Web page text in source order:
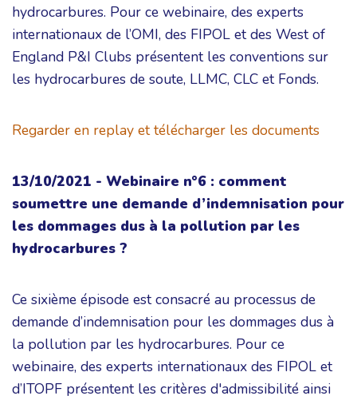
hydrocarbures. Pour ce webinaire, des experts
internationaux de l’OMI, des FIPOL et des West of
England P&I Clubs présentent les conventions sur
les hydrocarbures de soute, LLMC, CLC et Fonds.
Regarder en replay et télécharger les documents
13/10/2021 - Webinaire n°6 : comment
soumettre une demande d’indemnisation pour
les dommages dus à la pollution par les
hydrocarbures ?
Ce sixième épisode est consacré au processus de
demande d’indemnisation pour les dommages dus à
la pollution par les hydrocarbures. Pour ce
webinaire, des experts internationaux des FIPOL et
d’ITOPF présentent les critères d'admissibilité ainsi